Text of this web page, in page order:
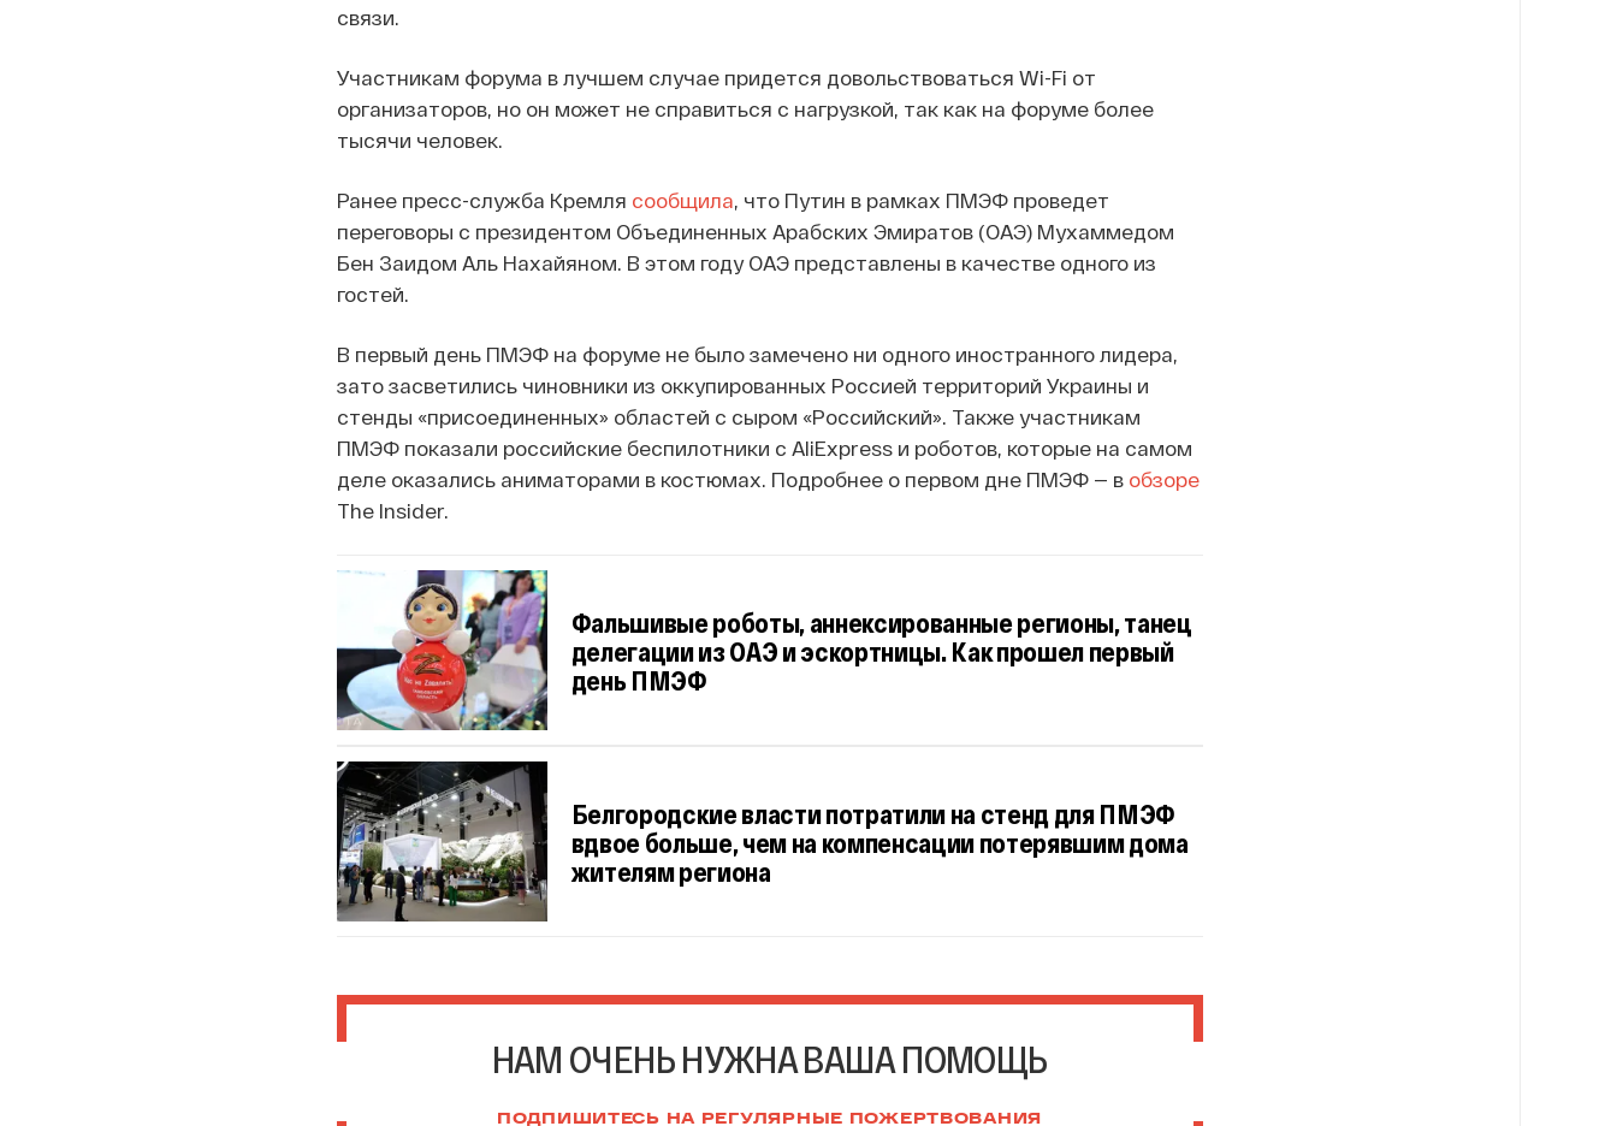
связи.
Участникам форума в лучшем случае придется довольствоваться Wi-Fi от
организаторов, но он может не справиться с нагрузкой, так как на форуме более
тысячи человек.
Ранее пресс-служба Кремля сообщила, что Путин в рамках ПМЭФ проведет
переговоры с президентом Объединенных Арабских Эмиратов (ОАЭ) Мухаммедом
Бен Заидом Аль Нахайяном. В этом году ОАЭ представлены в качестве одного из
гостей.
В первый день ПМЭФ на форуме не было замечено ни одного иностранного лидера,
зато засветились чиновники из оккупированных Россией территорий Украины и
стенды «присоединенных» областей с сыром «Российский». Также участникам
ПМЭФ показали российские беспилотники с AliExpress и роботов, которые на самом
деле оказались аниматорами в костюмах. Подробнее о первом дне ПМЭФ — в обзоре
The Insider.
Фальшивые роботы, аннексированные регионы, танец
делегации из ОАЭ и эскортницы. Как прошел первый
день ПМЭФ
Белгородские власти потратили на стенд для ПМЭФ
вдвое больше, чем на компенсации потерявшим дома
жителям региона
НАМ ОЧЕНЬ НУЖНА ВАША ПОМОЩЬ
ПОДПИШИТЕСЬ НА РЕГУЛЯРНЫЕ ПОЖЕРТВОВАНИЯ